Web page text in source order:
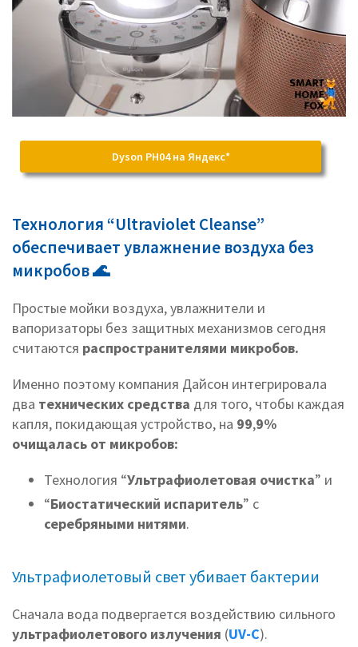
Dyson PH04 на Яндекс*
Технология “Ultraviolet Cleanse”
обеспечивает увлажнение воздуха без
микробов 🌊
Простые мойки воздуха, увлажнители и
вапоризаторы без защитных механизмов сегодня
считаются распространителями микробов.
Именно поэтому компания Дайсон интегрировала
два технических средства для того, чтобы каждая
капля, покидающая устройство, на 99,9%
очищалась от микробов:
Технология “Ультрафиолетовая очистка” и
“Биостатический испаритель” с
серебряными нитями.
Ультрафиолетовый свет убивает бактерии
Сначала вода подвергается воздействию сильного
ультрафиолетового излучения (UV-C).